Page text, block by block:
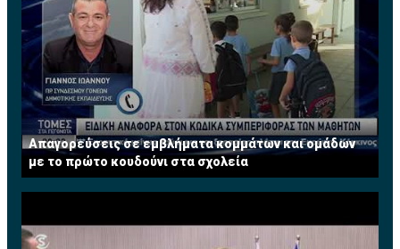
Απαγορεύσεις σε εμβλήματα κομμάτων και ομάδων
με το πρώτο κουδούνι στα σχολεία